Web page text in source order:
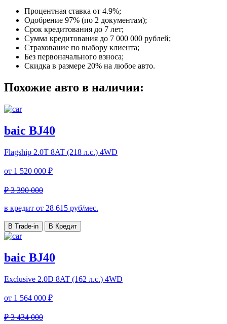
Процентная ставка от 4.9%;
Одобрение 97% (по 2 документам);
Срок кредитования до 7 лет;
Сумма кредитования до 7 000 000 рублей;
Страхование по выбору клиента;
Без первоначального взноса;
Скидка в размере 20% на любое авто.
Похожие авто в наличии:
baic BJ40
Flagship 2.0T 8AT (218 л.с.) 4WD
от 1 520 000 ₽
₽ 3 390 000
в кредит от 28 615 руб/мес.
В Trade-in В Кредит
baic BJ40
Exclusive 2.0D 8AT (162 л.с.) 4WD
от 1 564 000 ₽
₽ 3 434 000